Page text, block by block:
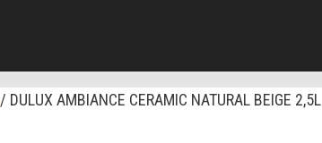
/ DULUX AMBIANCE CERAMIC NATURAL BEIGE 2,5L